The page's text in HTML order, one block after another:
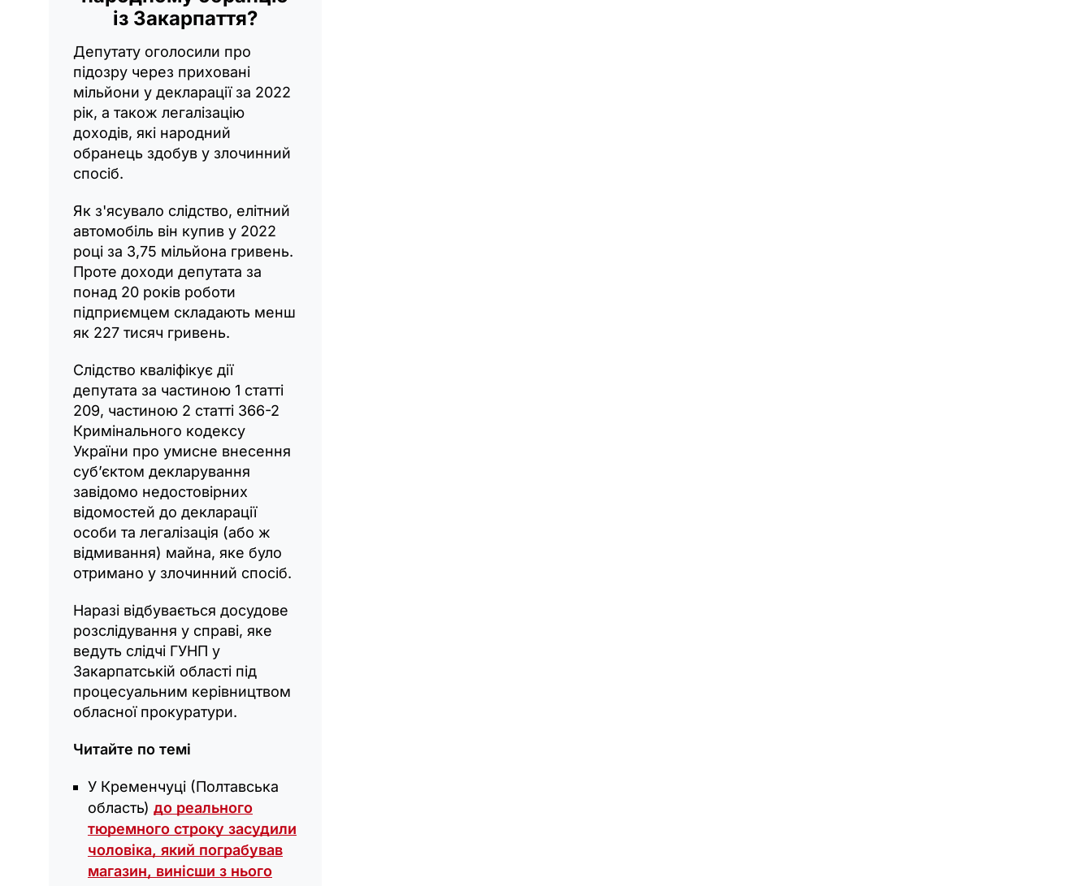
із Закарпаття?
Депутату оголосили про
підозру через приховані
мільйони у декларації за 2022
рік, а також легалізацію
доходів, які народний
обранець здобув у злочинний
спосіб.
Як з'ясувало слідство, елітний
автомобіль він купив у 2022
році за 3,75 мільйона гривень.
Проте доходи депутата за
понад 20 років роботи
підприємцем складають менш
як 227 тисяч гривень.
Слідство кваліфікує дії
депутата за частиною 1 статті
209, частиною 2 статті 366-2
Кримінального кодексу
України про умисне внесення
суб’єктом декларування
завідомо недостовірних
відомостей до декларації
особи та легалізація (або ж
відмивання) майна, яке було
отримано у злочинний спосіб.
Наразі відбувається досудове
розслідування у справі, яке
ведуть слідчі ГУНП у
Закарпатській області під
процесуальним керівництвом
обласної прокуратури.
Читайте по темі
У Кременчуці (Полтавська
область) до реального
тюремного строку засудили
чоловіка, який пограбував
магазин, винісши з нього